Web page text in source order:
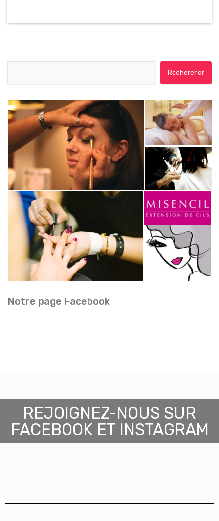
Notre page Facebook
REJOIGNEZ-NOUS SUR
FACEBOOK ET INSTAGRAM